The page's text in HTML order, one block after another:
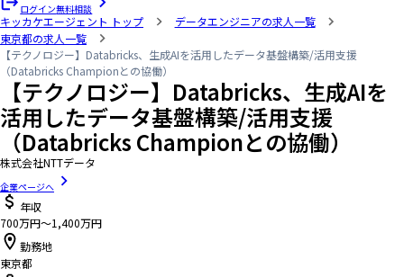
ログイン無料相談
キッカケエージェント トップ
データエンジニアの求人一覧
東京都の求人一覧
【テクノロジー】Databricks、生成AIを活用したデータ基盤構築/活用支援
（Databricks Championとの協働）
【テクノロジー】Databricks、生成AIを
活用したデータ基盤構築/活用支援
（Databricks Championとの協働）
株式会社NTTデータ
企業ページへ
年収
700万円〜1,400万円
勤務地
東京都